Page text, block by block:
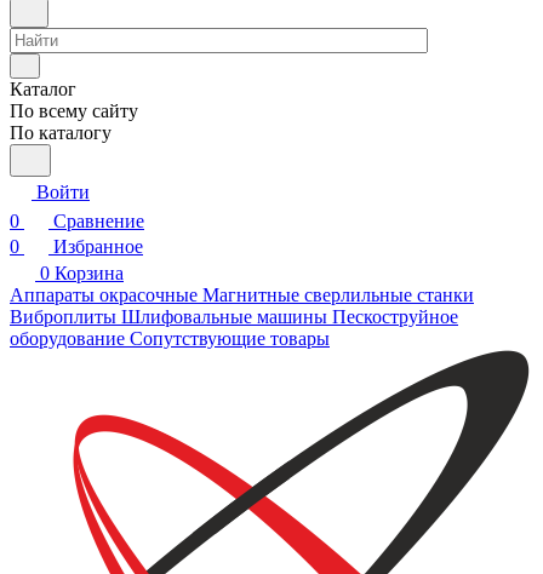
Каталог
По всему сайту
По каталогу
Войти
0
Сравнение
0
Избранное
0 Корзина
Аппараты окрасочные Магнитные сверлильные станки
Виброплиты Шлифовальные машины Пескоструйное
оборудование Сопутствующие товары